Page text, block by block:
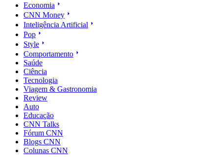
Economia
CNN Money
Inteligência Artificial
Pop
Style
Comportamento
Saúde
Ciência
Tecnologia
Viagem & Gastronomia
Review
Auto
Educação
CNN Talks
Fórum CNN
Blogs CNN
Colunas CNN